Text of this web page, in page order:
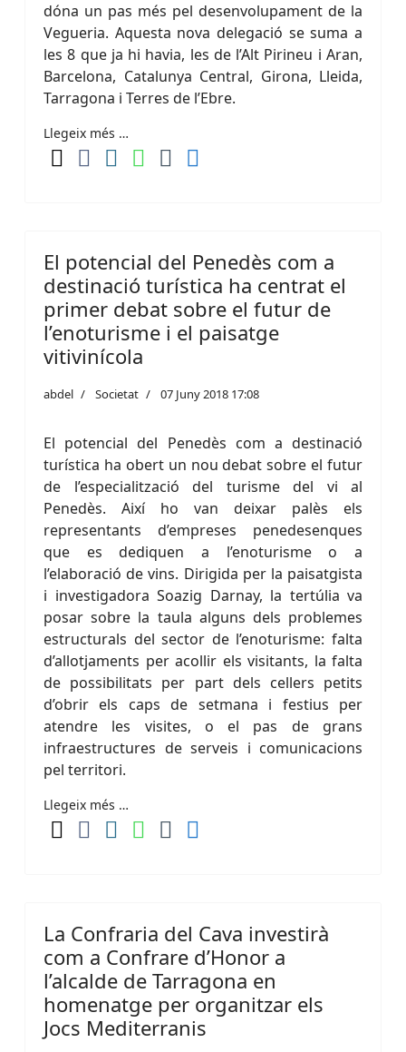
dóna un pas més pel desenvolupament de la
Vegueria. Aquesta nova delegació se suma a
les 8 que ja hi havia, les de l’Alt Pirineu i Aran,
Barcelona, Catalunya Central, Girona, Lleida,
Tarragona i Terres de l’Ebre.
Llegeix més …
El potencial del Penedès com a
destinació turística ha centrat el
primer debat sobre el futur de
l’enoturisme i el paisatge
vitivinícola
abdel Societat 07 Juny 2018 17:08
El potencial del Penedès com a destinació
turística ha obert un nou debat sobre el futur
de l’especialització del turisme del vi al
Penedès. Així ho van deixar palès els
representants d’empreses penedesenques
que es dediquen a l’enoturisme o a
l’elaboració de vins. Dirigida per la paisatgista
i investigadora Soazig Darnay, la tertúlia va
posar sobre la taula alguns dels problemes
estructurals del sector de l’enoturisme: falta
d’allotjaments per acollir els visitants, la falta
de possibilitats per part dels cellers petits
d’obrir els caps de setmana i festius per
atendre les visites, o el pas de grans
infraestructures de serveis i comunicacions
pel territori.
Llegeix més …
La Confraria del Cava investirà
com a Confrare d’Honor a
l’alcalde de Tarragona en
homenatge per organitzar els
Jocs Mediterranis